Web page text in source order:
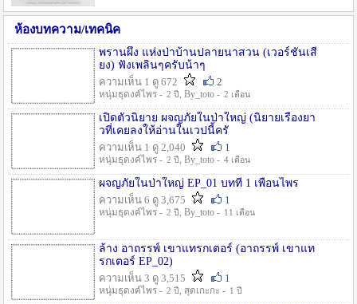
ห้องบทความ/เทคนิค
พรานผึ้ง แห่งป่าบ้านปลายนาสวน (เวอร์ชั่นเสี
ยง) ฟังเพลินๆครับน้าๆ
ความเห็น 1 ดู 672
2
หนุ่มธุดงค์ไพร - 2 ปี , By_toto - 2 เดือน
เปิดตัวนิยาย ผจญภัยในป่าใหญ่ (นิยายเรื่องยา
วที่เคยลงให้อ่านในเวปนี้ครั
ความเห็น 1 ดู 2,040
1
หนุ่มธุดงค์ไพร - 2 ปี , By_toto - 4 เดือน
ผจญภัยในป่าใหญ่ EP_01 บทที่ 1 เพื่อนไพร
ความเห็น 6 ดู 3,675
1
หนุ่มธุดงค์ไพร - 2 ปี , By_toto - 11 เดือน
ล้าง อาถรรพ์ เขาแทรกเตอร์ (อาถรรพ์ เขาแท
รกเตอร์ EP_02)
ความเห็น 3 ดู 3,515
1
หนุ่มธุดงค์ไพร - 2 ปี , สุดเกะกะ - 1 ปี